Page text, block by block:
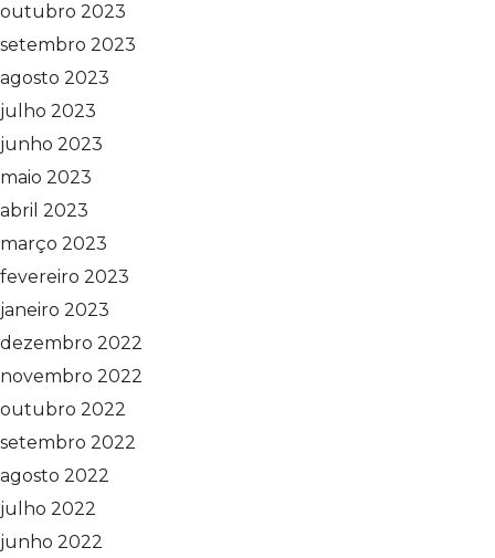
outubro 2023
setembro 2023
agosto 2023
julho 2023
junho 2023
maio 2023
abril 2023
março 2023
fevereiro 2023
janeiro 2023
dezembro 2022
novembro 2022
outubro 2022
setembro 2022
agosto 2022
julho 2022
junho 2022